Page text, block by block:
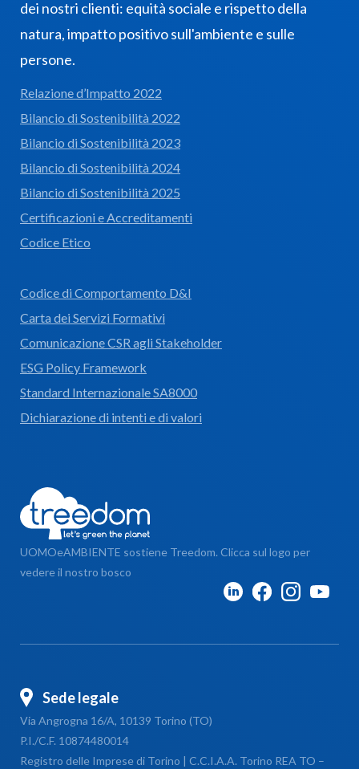
dei nostri clienti: equità sociale e rispetto della
natura, impatto positivo sull'ambiente e sulle
persone.
Relazione d’Impatto 2022
Bilancio di Sostenibilità 2022
Bilancio di Sostenibilità 2023
Bilancio di Sostenibilità 2024
Bilancio di Sostenibilità 2025
Certificazioni e Accreditamenti
Codice Etico
Codice di Comportamento D&I
Carta dei Servizi Formativi
Comunicazione CSR agli Stakeholder
ESG Policy Framework
Standard Internazionale SA8000
Dichiarazione di intenti e di valori
UOMOeAMBIENTE sostiene Treedom. Clicca sul logo per
vedere il nostro bosco
Sede legale
Via Angrogna 16/A, 10139 Torino (TO)
P.I./C.F. 10874480014
Registro delle Imprese di Torino | C.C.I.A.A. Torino REA TO –